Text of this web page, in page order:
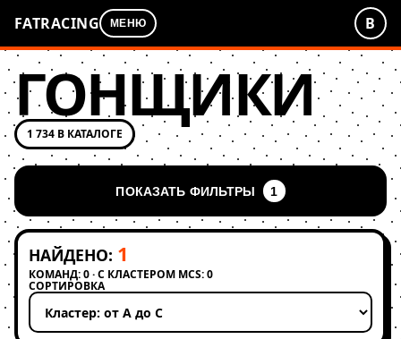
FATRACING МЕНЮ В
ГОНЩИКИ
1 734 В КАТАЛОГЕ
ПОКАЗАТЬ ФИЛЬТРЫ 1
НАЙДЕНО: 1
КОМАНД: 0 · С КЛАСТЕРОМ MCS: 0
СОРТИРОВКА
Применить сортировку